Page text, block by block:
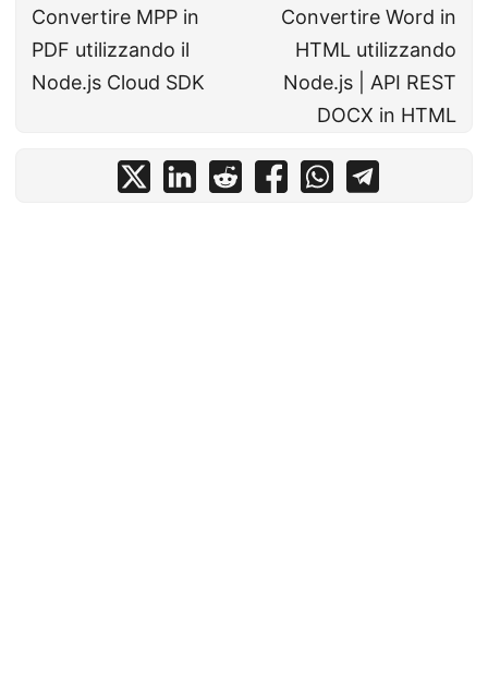
Convertire MPP in
PDF utilizzando il
Node.js Cloud SDK
Convertire Word in
HTML utilizzando
Node.js | API REST
DOCX in HTML